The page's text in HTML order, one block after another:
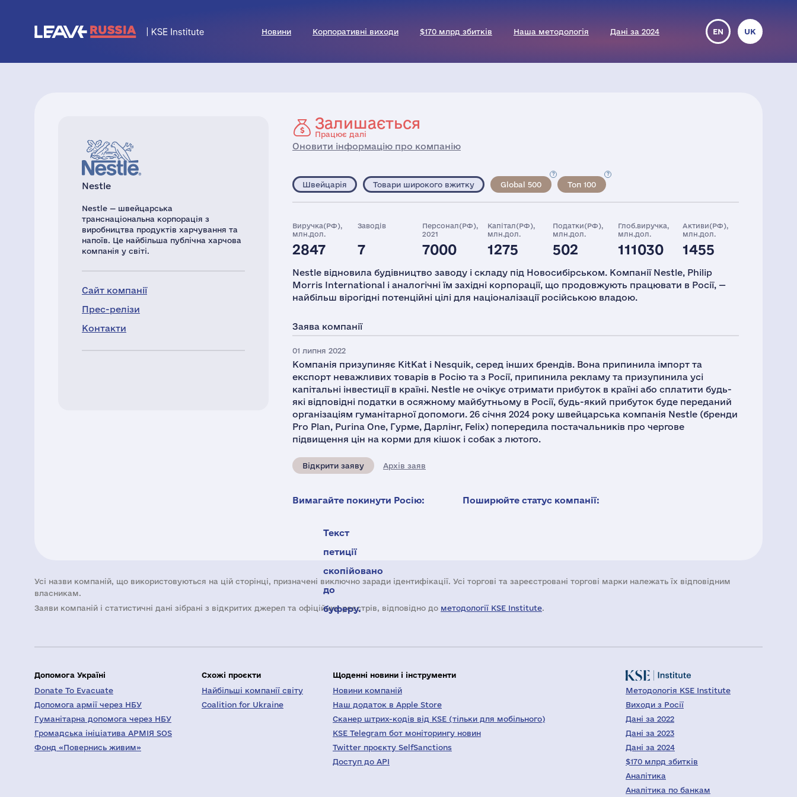
Новини Корпоративні виходи $170 млрд збитків Наша методологія Дані за 2024 EN UK
Nestle
Nestle — швейцарська
транснаціональна корпорація з
виробництва продуктів харчування та
напоїв. Це найбільша публічна харчова
компанія у світі.
Сайт компанії
Прес-релізи
Контакти
Залишається
Працює далі
Оновити інформацію про компанію
Швейцарія Товари широкого вжитку Global 500 Топ 100
Виручка(РФ),
млн.дол.
2847
Заводів
7
Персонал(РФ),
2021
7000
Капітал(РФ),
млн.дол.
1275
Податки(РФ),
млн.дол.
502
Глоб.виручка,
млн.дол.
111030
Активи(РФ),
млн.дол.
1455
Nestle відновила будівництво заводу і складу під Новосибірськом. Компанії Nestle, Philip
Morris International і аналогічні їм західні корпорації, що продовжують працювати в Росії, —
найбільш вірогідні потенційні цілі для націоналізації російською владою.
Заява компанії
01 липня 2022
Компанія призупиняє KitKat і Nesquik, серед інших брендів. Вона припинила імпорт та
експорт неважливих товарів в Росію та з Росії, припинила рекламу та призупинила усі
капітальні інвестиції в країні. Nestle не очікує отримати прибуток в країні або сплатити будь-
які відповідні податки в осяжному майбутньому в Росії, будь-який прибуток буде переданий
організаціям гуманітарної допомоги. 26 січня 2024 року швейцарська компанія Nestle (бренди
Pro Plan, Purina One, Гурме, Дарлінг, Felix) попередила постачальників про чергове
підвищення цін на корми для кішок і собак з лютого.
Відкрити заяву Архів заяв
Вимагайте покинути Росію:
Текст
петиції
скопійовано
до
буферу.
Поширюйте статус компанії:
Усі назви компаній, що використовуються на цій сторінці, призначені виключно заради ідентифікації. Усі торгові та зареєстровані торгові марки належать їх відповідним
власникам.
Заяви компаній i статистичні дані зібрані з відкритих джерел та офіційних реєстрів, відповідно до методології KSE Institute.
Допомога Україні
Donate To Evacuate
Допомога армії через НБУ
Гуманітарна допомога через НБУ
Громадська ініціатива АРМІЯ SOS
Фонд «Повернись живим»
Схожі проєкти
Найбільші компанії світу
Coalition for Ukraine
Щоденні новини і інструменти
Новини компаній
Наш додаток в Apple Store
Сканер штрих-кодів від KSE (тільки для мобільного)
KSE Telegram бот моніторингу новин
Twitter проєкту SelfSanctions
Доступ до API
Методологія KSE Institute
Виходи з Росії
Дані за 2022
Дані за 2023
Дані за 2024
$170 млрд збитків
Аналітика
Аналітика по банкам